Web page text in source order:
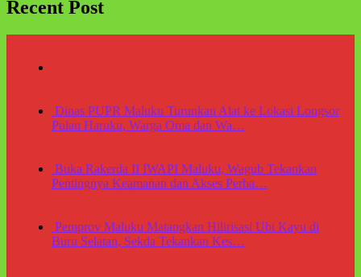
Recent Post
Dinas PUPR Maluku Turunkan Alat ke Lokasi Longsor
Pulau Haruku, Warga Oma dan Wa…
Buka Rakerda II IWAPI Maluku, Wagub Tekankan
Pentingnya Keamanan dan Akses Perba…
Pemprov Maluku Matangkan Hilirisasi Ubi Kayu di
Buru Selatan, Sekda Tekankan Kes…